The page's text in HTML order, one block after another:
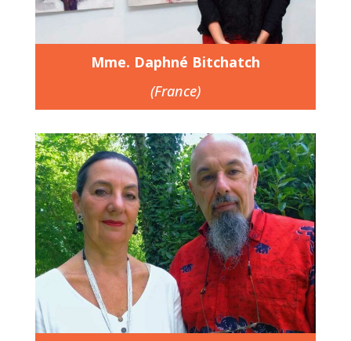
Mme. Daphné Bitchatch
(France)